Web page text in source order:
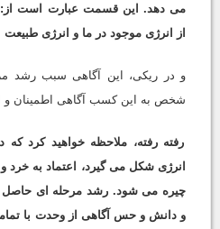
می دهد. این قسمت عبارت است
از انرژی موجود در ما و انرژی طبیعت
و در ریکی، این آگاهی سبب رشد
شخص به این کسب آگاهی اطمینان و
رفته رفته، ملاحظه خواهید کرد که
انرژی شکل می گیرد، اعتماد به خرد
چیره می شود. رشد مرحله ای
و دانش و حس آگاهی از وحدت با